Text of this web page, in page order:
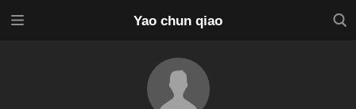
Yao chun qiao
検索